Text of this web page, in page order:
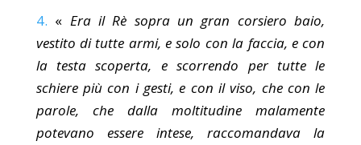
4. « Era il Rè sopra un gran corsiero baio,
vestito di tutte armi, e solo con la faccia, e con
la testa scoperta, e scorrendo per tutte le
schiere più con i gesti, e con il viso, che con le
parole, che dalla moltitudine malamente
potevano essere intese, raccomandava la